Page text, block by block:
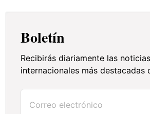
Boletín
Recibirás diariamente las
internacionales más destacadas